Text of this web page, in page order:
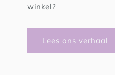
winkel?
Lees ons verhaal